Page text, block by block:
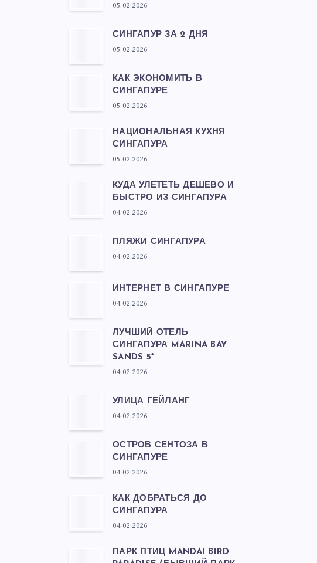
05.02.2026
СИНГАПУР ЗА 2 ДНЯ
05.02.2026
КАК ЭКОНОМИТЬ В
СИНГАПУРЕ
05.02.2026
НАЦИОНАЛЬНАЯ КУХНЯ
СИНГАПУРА
05.02.2026
КУДА УЛЕТЕТЬ ДЕШЕВО И
БЫСТРО ИЗ СИНГАПУРА
04.02.2026
ПЛЯЖИ СИНГАПУРА
04.02.2026
ИНТЕРНЕТ В СИНГАПУРЕ
04.02.2026
ЛУЧШИЙ ОТЕЛЬ
СИНГАПУРА MARINA BAY
SANDS 5*
04.02.2026
УЛИЦА ГЕЙЛАНГ
04.02.2026
ОСТРОВ СЕНТОЗА В
СИНГАПУРЕ
04.02.2026
КАК ДОБРАТЬСЯ ДО
СИНГАПУРА
04.02.2026
ПАРК ПТИЦ MANDAI BIRD